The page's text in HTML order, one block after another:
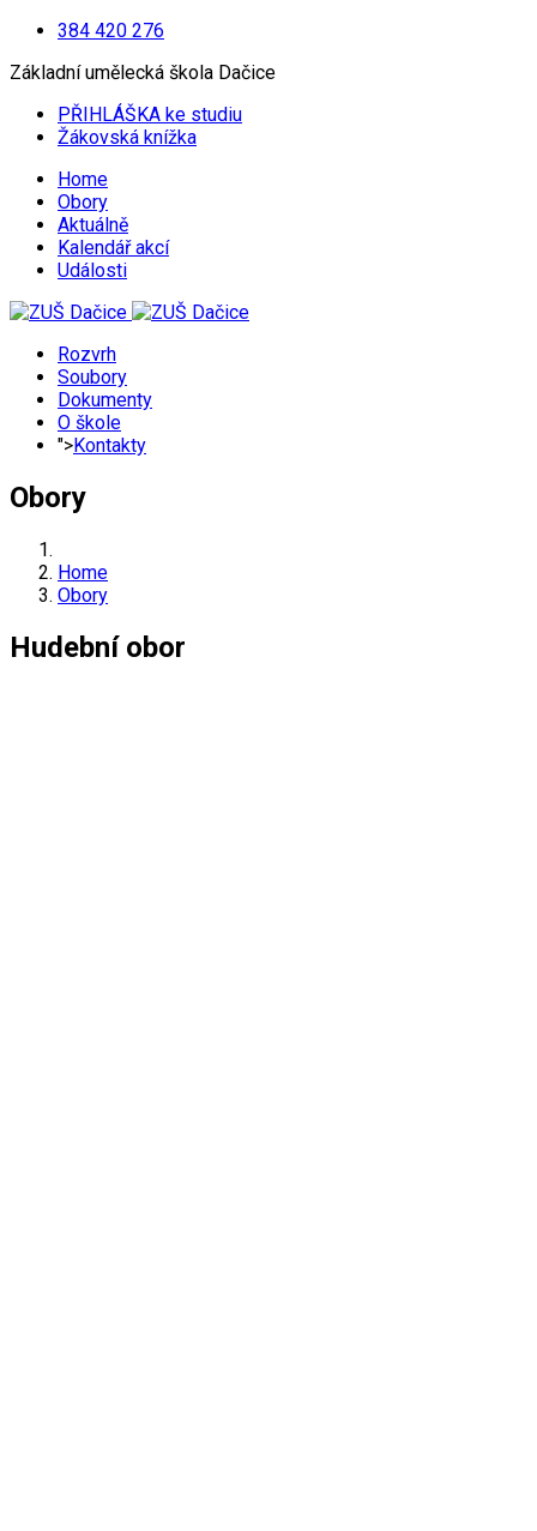
384 420 276
Základní umělecká škola Dačice
PŘIHLÁŠKA ke studiu
Žákovská knížka
Home
Obory
Aktuálně
Kalendář akcí
Události
Rozvrh
Soubory
Dokumenty
O škole
">Kontakty
Obory
Home
Obory
Hudební obor